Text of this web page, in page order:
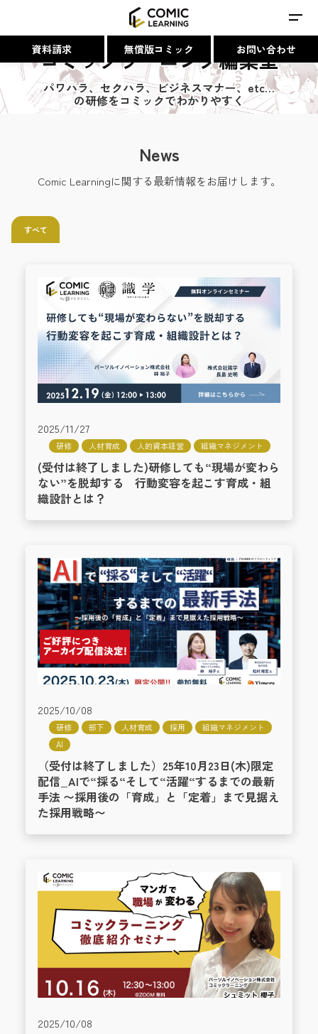
資料請求 無償版コミック お問い合わせ
コミックラーニング編集室
パワハラ、セクハラ、ビジネスマナー、 etc…
の研修をコミックでわかりやすく
News
Comic Learningに関する最新情報をお届けします。
すべて
2025/11/27
研修 人材育成 人的資本経営 組織マネジメント
(受付は終了しました)研修しても“現場が変わら
ない”を脱却する 行動変容を起こす育成・組
織設計とは？
2025/10/08
研修 部下 人材育成 採用
組織マネジメント
AI
（受付は終了しました）25年10月23日(木)限定
配信_AIで“採る“そして“活躍“するまでの最新
手法 〜採用後の「育成」と「定着」まで見据え
た採用戦略〜
2025/10/08